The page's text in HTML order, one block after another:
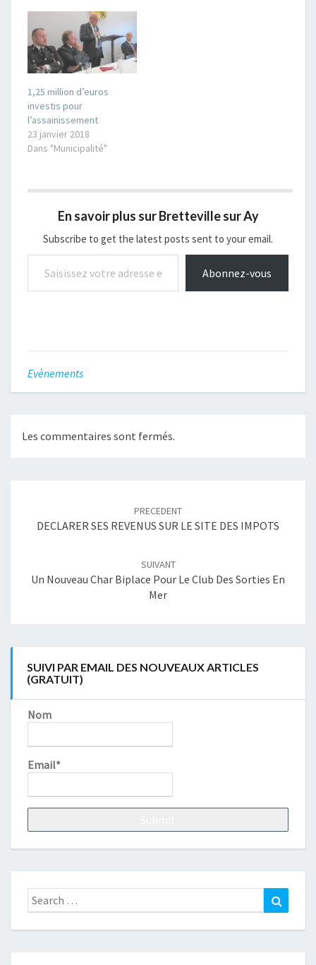
1,25 million d’euros
investis pour
l’assainissement
23 janvier 2018
Dans "Municipalité"
En savoir plus sur Bretteville sur Ay
Subscribe to get the latest posts sent to your email.
Saisissez votre adresse e-mail…
Abonnez-vous
Evènements
Les commentaires sont fermés.
PRECEDENT
DECLARER SES REVENUS SUR LE SITE DES IMPOTS
SUIVANT
Un Nouveau Char Biplace Pour Le Club Des Sorties En
Mer
SUIVI PAR EMAIL DES NOUVEAUX ARTICLES
(GRATUIT)
Nom
Email*
Search
for: